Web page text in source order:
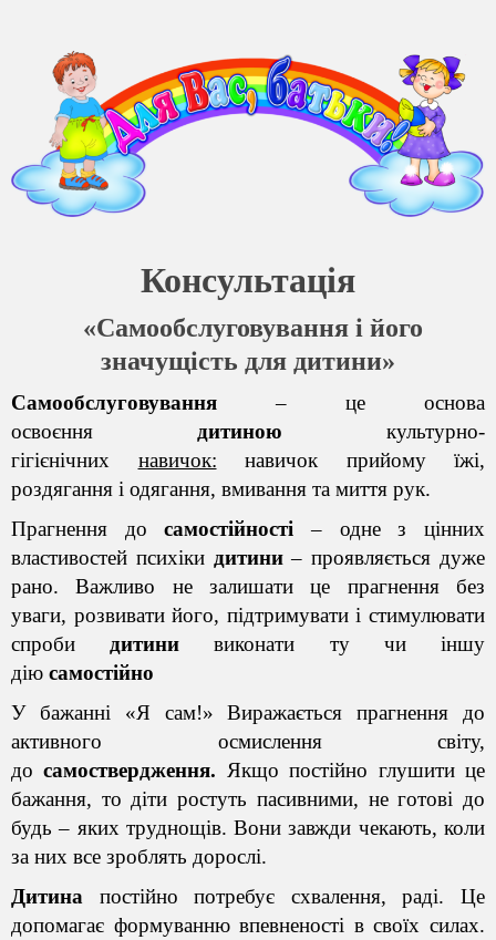
Консультація
«Самообслуговування і його
значущість для дитини»
Самообслуговування
– це основа
освоєння дитиною культурно-
гігієнічних навичок: навичок прийому їжі,
роздягання і одягання, вмивання та миття рук.
Прагнення досамостійності – одне з цінних
властивостей психіки дитини– проявляється дуже
рано. Важливо не залишати це прагнення без
уваги, розвивати його, підтримувати і стимулювати
спроби дитини виконати ту чи іншу
дію самостійно
У бажанні «Я сам!» Виражається прагнення до
активного осмислення світу,
досамоствердження. Якщо постійно глушити це
бажання, то діти ростуть пасивними, не готові до
будь – яких труднощів.Вони завжди чекають, коли
за них все зроблять дорослі.
Дитина постійно потребує схвалення, раді. Це
допомагає формуванню впевненості в своїх силах.